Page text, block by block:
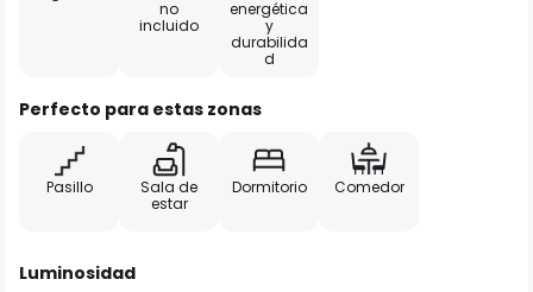
no
incluido
energética
y
durabilida
d
Perfecto para estas zonas
Pasillo
Sala de
estar
Dormitorio Comedor
Luminosidad